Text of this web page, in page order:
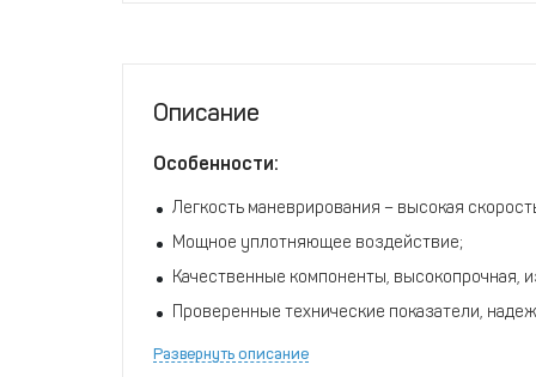
Описание
Особенности:
Легкость маневрирования – высокая
Мощное уплотняющее воздействие;
Качественные компоненты, высокопрочная,
Проверенные технические показатели,
Прочная конструкция – двигатель защищен
Развернуть описание